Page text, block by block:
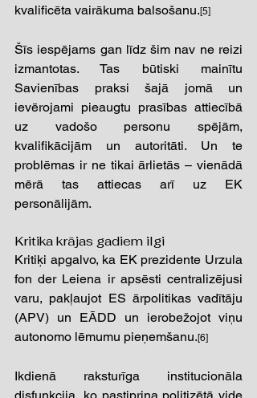
kvalificēta vairākuma balsošanu.[5]
Šīs iespējams gan līdz šim nav ne reizi
izmantotas. Tas būtiski mainītu
Savienības praksi šajā jomā un
ievērojami pieaugtu prasības attiecībā
uz vadošo personu spējām,
kvalifikācijām un autoritāti. Un te
problēmas ir ne tikai ārlietās – vienādā
mērā tas attiecas arī uz EK
personālijām.
Kritika krājas gadiem ilgi
Kritiķi apgalvo, ka EK prezidente Urzula
fon der Leiena ir apsēsti centralizējusi
varu, pakļaujot ES ārpolitikas vadītāju
(APV) un EĀDD un ierobežojot viņu
autonomo lēmumu pieņemšanu.[6]
Ikdienā raksturīga institucionāla